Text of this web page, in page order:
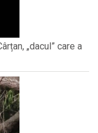
„dacul” care a